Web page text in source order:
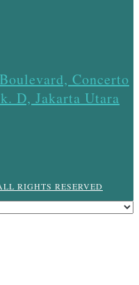
Concerto
D, Jakarta Utara
RIGHTS RESERVED